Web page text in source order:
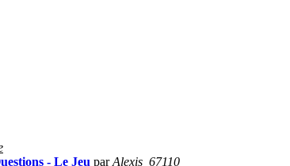
- Le Jeu parAlexis_67110